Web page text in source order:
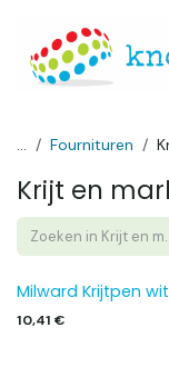
... Fournituren
Krijt en
Milward Krijtpen
10,41 €